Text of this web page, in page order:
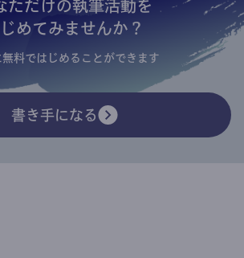
ただけの執筆活動を
めてみませんか？
料ではじめることができます
書き手になる